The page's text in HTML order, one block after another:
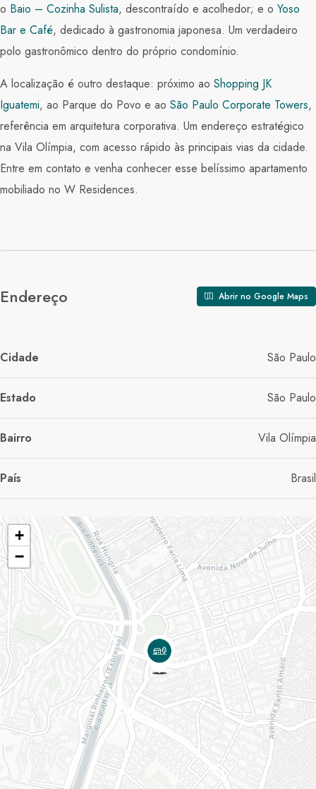
o Baio – Cozinha Sulista, descontraído e acolhedor; e o Yoso
Bar e Café, dedicado à gastronomia japonesa. Um verdadeiro
polo gastronômico dentro do próprio condomínio.
A localização é outro destaque: próximo ao Shopping JK
Iguatemi, ao Parque do Povo e ao São Paulo Corporate Towers,
referência em arquitetura corporativa. Um endereço estratégico
na Vila Olímpia, com acesso rápido às principais vias da cidade.
Entre em contato e venha conhecer esse belíssimo apartamento
mobiliado no W Residences.
Endereço Abrir no Google Maps
Cidade São Paulo
Estado São Paulo
Bairro Vila Olímpia
País Brasil
+
−